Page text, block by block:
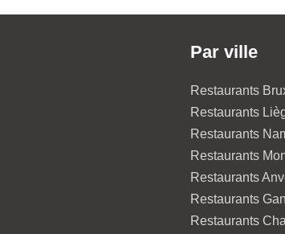
Par ville
Restaurants
Restaurants
Restaurants
Restaurants
Restaurants
Restaurants
Restaurants